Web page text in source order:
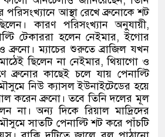
আস্থা রেখে ব্রুনোকে শট
কারণ পরিসংখ্যান অনুযায়ী,
টেকাররা হলেন নেইমার,ইগোর
ব্রুনো। ম্যাচের শুরুতে ব্রাজিল যখন
ছিলেন না নেইমার,থিয়াগো ও
ব্রুনোর কাছেই চলে যায় পেনাল্টি
নিউ ক্যাসল ইউনাইটেডের হয়ে
করেন ব্রুনো। তবে তিনি দলের মূল
না। অন্য দিকে রিয়াল মাদ্রিদের
সাতটি পেনাল্টি শট করে পাঁচটি